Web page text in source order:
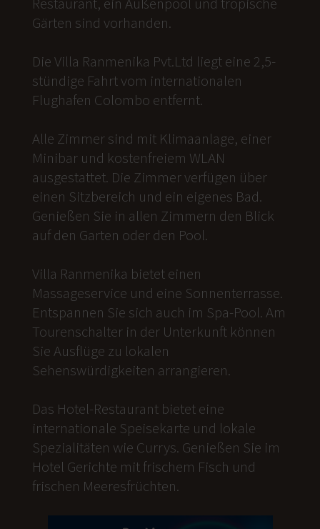
Gärten sind vorhanden.
Die Villa Ranmenika Pvt.Ltd liegt eine 2,5-
stündige Fahrt vom internationalen
Flughafen Colombo entfernt.
Alle Zimmer sind mit Klimaanlage, einer
Minibar und kostenfreiem WLAN
ausgestattet. Die Zimmer verfügen über
einen Sitzbereich und ein eigenes Bad.
Genießen Sie in allen Zimmern den Blick
auf den Garten oder den Pool.
Villa Ranmenika bietet einen
Massageservice und eine Sonnenterrasse.
Entspannen Sie sich auch im Spa-Pool. Am
Tourenschalter in der Unterkunft können
Sie Ausflüge zu lokalen
Sehenswürdigkeiten arrangieren.
Das Hotel-Restaurant bietet eine
internationale Speisekarte und lokale
Spezialitäten wie Currys. Genießen Sie im
Hotel Gerichte mit frischem Fisch und
frischen Meeresfrüchten.